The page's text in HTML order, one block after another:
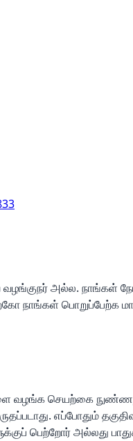
வழங்குநர் அல்ல. நாங்கள்
நாங்கள் பொறுப்பேற்க
வழங்க செயற்கை
எப்போதும்
பெற்றோர் அல்லது